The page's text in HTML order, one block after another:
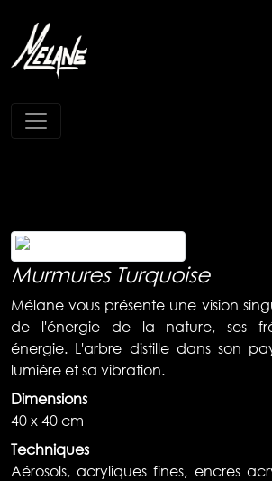
Murmures Turquoise
Mélane vous présente une vision
de l'énergie de la nature, ses
énergie. L'arbre distille dans son
lumière et sa vibration.
Dimensions
40 x 40 cm
Techniques
Aérosols, acryliques fines, encres